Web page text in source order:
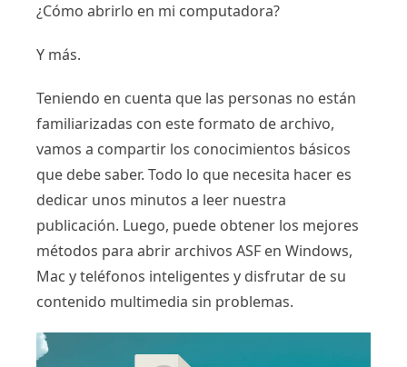
¿Cómo abrirlo en mi computadora?
Y más.
Teniendo en cuenta que las personas no están
familiarizadas con este formato de archivo,
vamos a compartir los conocimientos básicos
que debe saber. Todo lo que necesita hacer es
dedicar unos minutos a leer nuestra
publicación. Luego, puede obtener los mejores
métodos para abrir archivos ASF en Windows,
Mac y teléfonos inteligentes y disfrutar de su
contenido multimedia sin problemas.